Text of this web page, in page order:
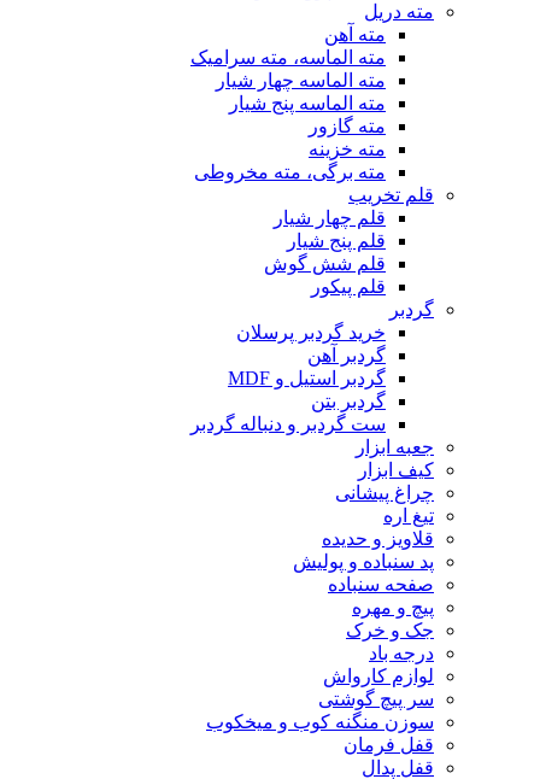
مته دریل
مته آهن
مته الماسه، مته سرامیک
مته الماسه چهار شیار
مته الماسه پنج شیار
مته گازور
مته خزینه
مته برگی، مته مخروطی
قلم تخریب
قلم چهار شیار
قلم پنج شیار
قلم شش گوش
قلم پیکور
گردبر
خرید گردبر پرسلان
گردبر آهن
گردبر استیل و MDF
گردبر بتن
ست گردبر و دنباله گردبر
جعبه ابزار
کیف ابزار
چراغ پیشانی
تیغ اره
قلاویز و حدیده
پد سنباده و پولیش
صفحه سنباده
پیچ و مهره
جک و خرک
درجه باد
لوازم کارواش
سر پیچ گوشتی
سوزن منگنه کوب و میخکوب
قفل فرمان
قفل پدال